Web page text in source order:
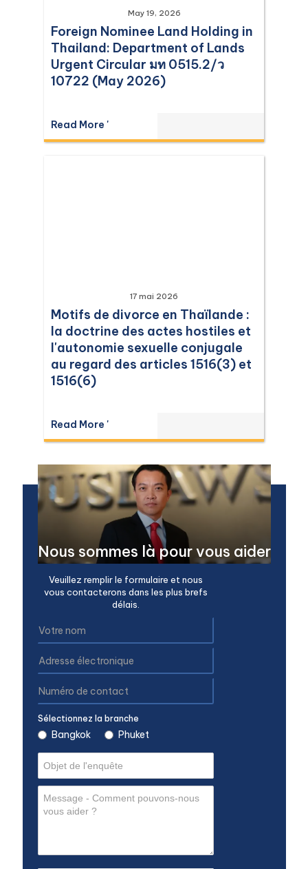
Nous sommes là pour vous aider
Veuillez remplir le formulaire et nous
vous contacterons dans les plus brefs
délais.
Sélectionnez la branche
Bangkok Phuket
May 19, 2026
Foreign Nominee Land Holding in
Thailand: Department of Lands
Urgent Circular มท 0515.2/ว
10722 (May 2026)
Read More '
17 mai 2026
Motifs de divorce en Thaïlande :
la doctrine des actes hostiles et
l'autonomie sexuelle conjugale
au regard des articles 1516(3) et
1516(6)
Read More '